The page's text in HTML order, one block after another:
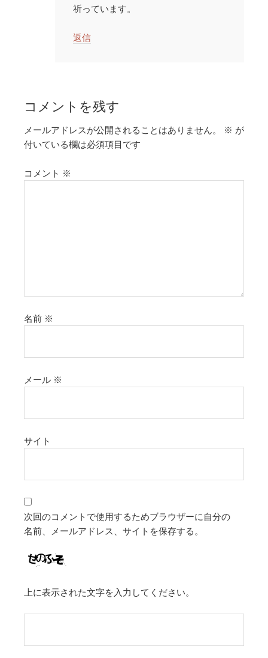
祈っています。
返信
コメントを残す
メールアドレスが公開されることはありません。 ※ が
付いている欄は必須項目です
コメント ※
名前 ※
メール ※
サイト
次回のコメントで使用するためブラウザーに自分の
名前、メールアドレス、サイトを保存する。
上に表示された文字を入力してください。